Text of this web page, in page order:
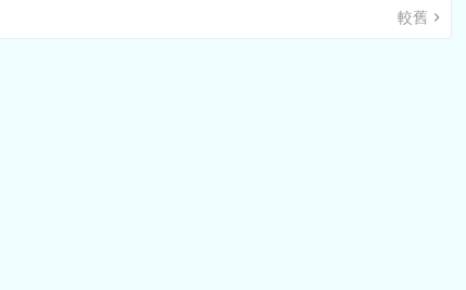
較舊